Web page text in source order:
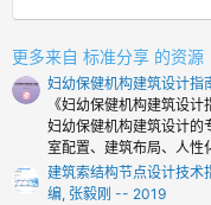
更多来自 标准分享 的资源
妇幼保健机构建筑设计指
《妇幼保健机构建筑设
妇幼保健机构建筑设计的
室配置、建筑布局、人性
建筑索结构节点设计技术
编, 张毅刚 -- 2019